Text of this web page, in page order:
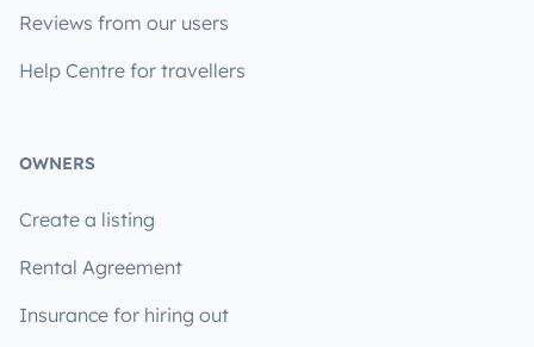
Reviews from our users
Help Centre for travellers
OWNERS
Create a listing
Rental Agreement
Insurance for hiring out